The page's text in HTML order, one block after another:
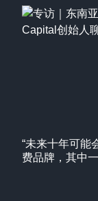
“未来十年可能
费品牌，其中